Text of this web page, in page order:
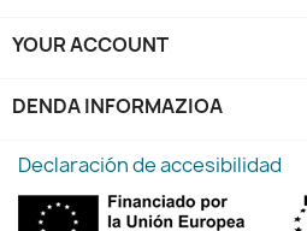
YOUR ACCOUNT
DENDA INFORMAZIOA
Declaración de accesibilidad